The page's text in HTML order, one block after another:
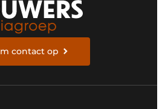
contact op